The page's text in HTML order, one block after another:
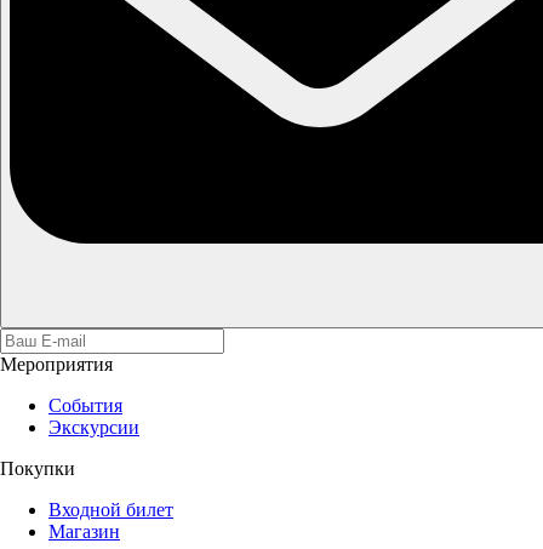
Мероприятия
События
Экскурсии
Покупки
Входной билет
Магазин